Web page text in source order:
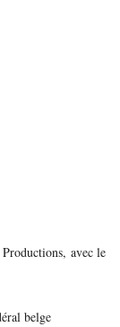
avec le
belge